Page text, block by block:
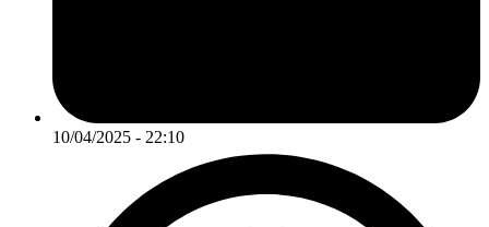
10/04/2025 - 22:10